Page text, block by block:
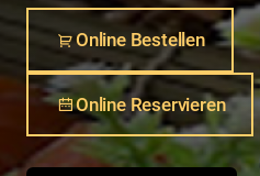
Online Bestellen
Online Reservieren